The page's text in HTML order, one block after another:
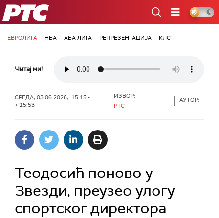
РТС
ЕВРОЛИГА НБА АБА ЛИГА РЕПРЕЗЕНТАЦИЈА КЛС
Читај ми!
СРЕДА, 03.06.2026, 15:15 -
> 15:53
ИЗВОР:
РТС
АУТОР:
Теодосић поново у
Звезди, преузео улогу
спортског директора